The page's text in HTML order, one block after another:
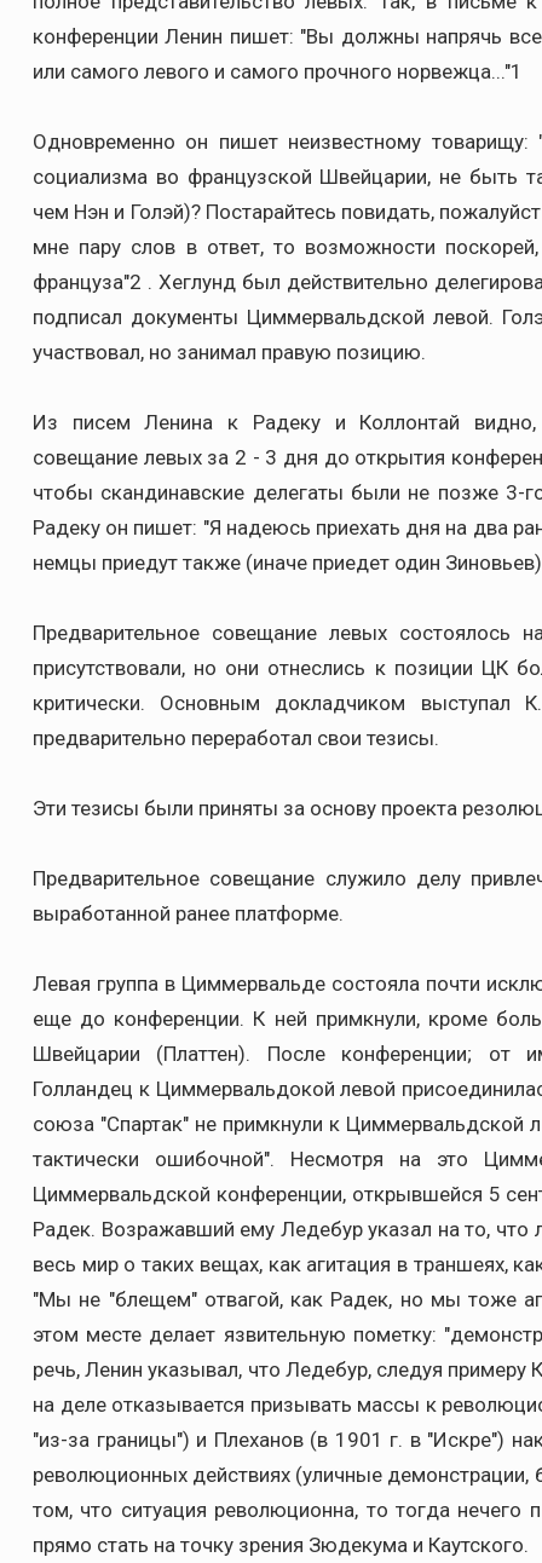
конференции Ленин пишет: "Вы должны напрячь
или самого левого и самого прочного норвежца..."1
Одновременно он пишет неизвестному
социализма во французской Швейцарии, не быть
чем Нэн и Голэй)? Постарайтесь повидать,
мне пару слов в ответ, то возможности
француза"2 . Хеглунд был действительно
подписал документы Циммервальдской левой.
участвовал, но занимал правую позицию.
Из писем Ленина к Радеку и Коллонтай видно,
совещание левых за 2 - 3 дня до открытия
чтобы скандинавские делегаты были не позже 3-
Радеку он пишет: "Я надеюсь приехать дня на два
немцы приедут также (иначе приедет один
Предварительное совещание левых состоялось
присутствовали, но они отнеслись к позиции ЦК
критически. Основным докладчиком выступал
предварительно переработал свои тезисы.
Эти тезисы были приняты за основу проекта
Предварительное совещание служило делу
выработанной ранее платформе.
Левая группа в Циммервальде состояла почти
еще до конференции. К ней примкнули, кроме
Швейцарии (Платтен). После конференции; от
Голландец к Циммервальдокой левой
союза "Спартак" не примкнули к Циммервальдской
тактически ошибочной". Несмотря на это
Циммервальдской конференции, открывшейся 5
Радек. Возражавший ему Ледебур указал на то, что
весь мир о таких вещах, как агитация в траншеях,
"Мы не "блещем" отвагой, как Радек, но мы тоже
этом месте делает язвительную пометку:
речь, Ленин указывал, что Ледебур, следуя
на деле отказывается призывать массы к
"из-за границы") и Плеханов (в 1901 г. в "Искре")
революционных действиях (уличные демонстрации,
том, что ситуация революционна, то тогда нечего
прямо стать на точку зрения Зюдекума и Каутского.